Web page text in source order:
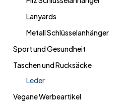
Lanyards
Metall Schlüsselanhänger
Sport und Gesundheit
Taschen und Rucksäcke
Leder
Vegane Werbeartikel